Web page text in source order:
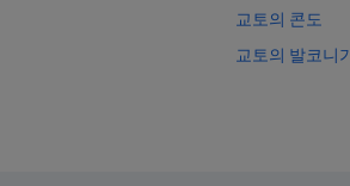
교토의 콘도
교토의 발코니